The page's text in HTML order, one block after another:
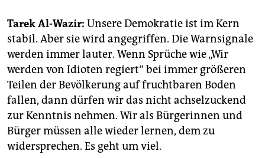
Tarek Al-Wazir: Unsere Demokratie ist im Kern
stabil. Aber sie wird angegriffen. Die Warnsignale
werden immer lauter. Wenn Sprüche wie „Wir
werden von Idioten regiert“ bei immer größeren
Teilen der Bevölkerung auf fruchtbaren Boden
fallen, dann dürfen wir das nicht achselzuckend
zur Kenntnis nehmen. Wir als Bürgerinnen und
Bürger müssen alle wieder lernen, dem zu
widersprechen. Es geht um viel.